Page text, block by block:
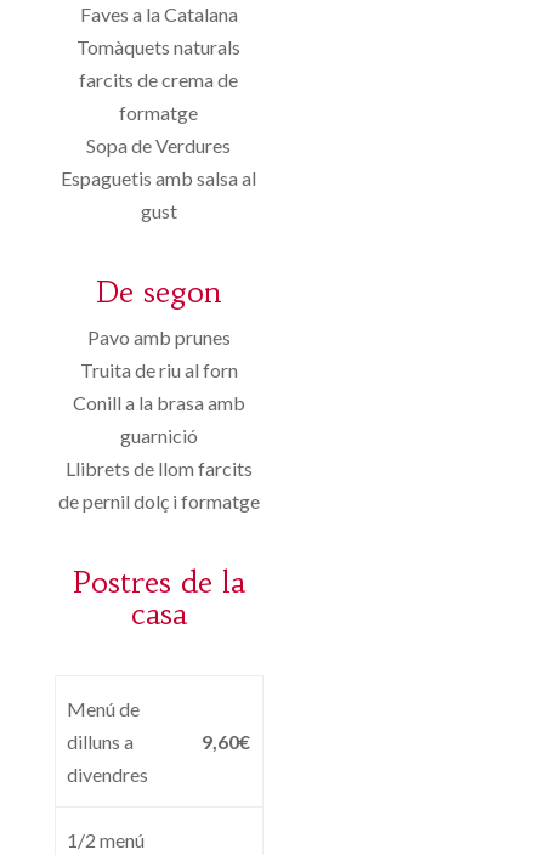
Faves a la Catalana
Tomàquets naturals
farcits de crema de
formatge
Sopa de Verdures
Espaguetis amb salsa al
gust
De segon
Pavo amb prunes
Truita de riu al forn
Conill a la brasa amb
guarnició
Llibrets de llom farcits
de pernil dolç i formatge
Postres de la
casa
Menú de
dilluns a
divendres
9,60€
1/2 menú